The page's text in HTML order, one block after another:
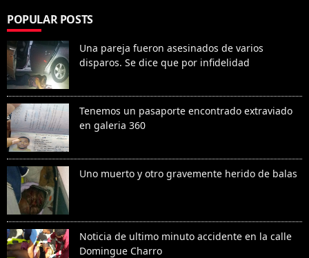
POPULAR POSTS
Una pareja fueron asesinados de varios
disparos. Se dice que por infidelidad
Tenemos un pasaporte encontrado extraviado
en galeria 360
Uno muerto y otro gravemente herido de balas
Noticia de ultimo minuto accidente en la calle
Domingue Charro